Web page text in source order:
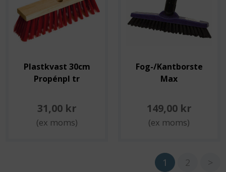
Plastkvast 30cm
Propénpl tr
31,00 kr
(ex moms)
Fog-/Kantborste
Max
149,00 kr
(ex moms)
1 2 >